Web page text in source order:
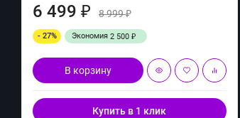
6 499 ₽ 8 999₽
- 27% Экономия 2 500 ₽
В корзину
Купить в 1 клик